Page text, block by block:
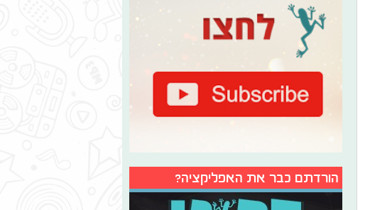
הורדתם כבר את האפליקציה?